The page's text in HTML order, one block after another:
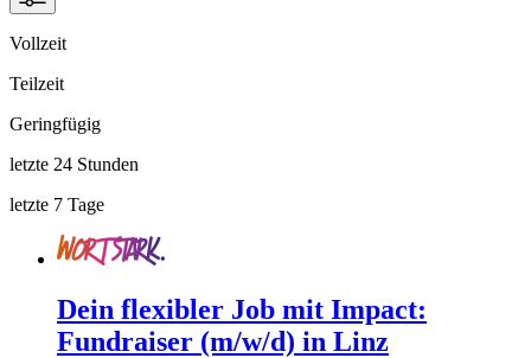
Vollzeit
Teilzeit
Geringfügig
letzte 24 Stunden
letzte 7 Tage
Dein flexibler Job mit Impact:
Fundraiser (m/w/d) in Linz